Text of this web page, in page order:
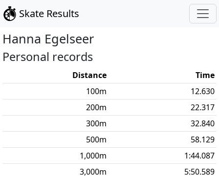
Skate Results
Hanna Egelseer
Personal records
Distance
Time
100m
12.630
200m
22.317
300m
32.840
500m
58.129
1,000m
1:44.087
3,000m
5:50.589